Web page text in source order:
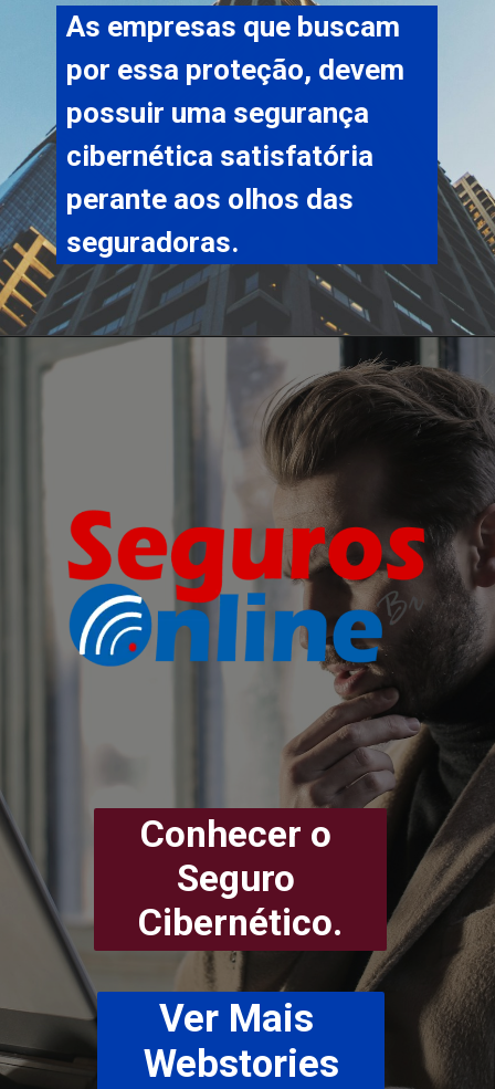
As empresas que buscam
por essa proteção, devem
possuir uma segurança
cibernética satisfatória
perante aos olhos das
seguradoras.
Conhecer o
Seguro
Cibernético.
Ver Mais
Webstories